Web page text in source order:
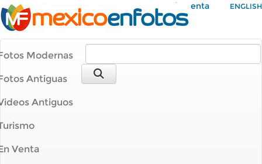
Mi Cuenta ENGLISH
Modernas
Antiguas
Antiguos
Venta